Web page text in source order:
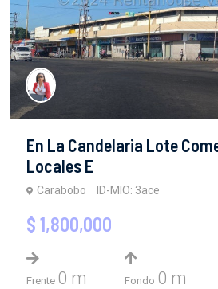
En La Candelaria Lote
Locales E
Carabobo ID-MIO: 3ace
$ 1,800,000
Frente 0 m Fondo 0 m